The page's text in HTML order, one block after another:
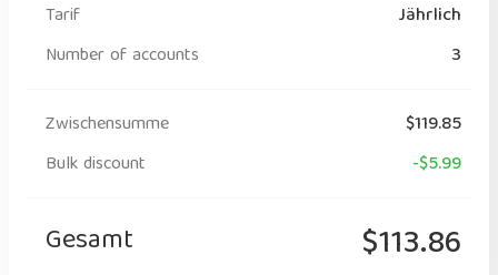
Tarif
Jährlich
Number of accounts
3
Zwischensumme
$119.85
Bulk discount
-$5.99
Gesamt $113.86